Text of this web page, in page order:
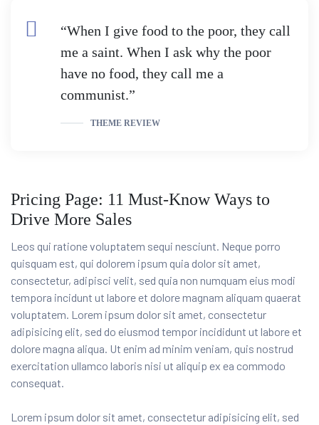
“When I give food to the poor, they call
me a saint. When I ask why the poor
have no food, they call me a
communist.”
THEME REVIEW
Pricing Page: 11 Must-Know Ways to
Drive More Sales
Leos qui ratione voluptatem sequi nesciunt. Neque porro
quisquam est, qui dolorem ipsum quia dolor sit amet,
consectetur, adipisci velit, sed quia non numquam eius modi
tempora incidunt ut labore et dolore magnam aliquam quaerat
voluptatem. Lorem ipsum dolor sit amet, consectetur
adipisicing elit, sed do eiusmod tempor incididunt ut labore et
dolore magna aliqua. Ut enim ad minim veniam, quis nostrud
exercitation ullamco laboris nisi ut aliquip ex ea commodo
consequat.
Lorem ipsum dolor sit amet, consectetur adipisicing elit, sed